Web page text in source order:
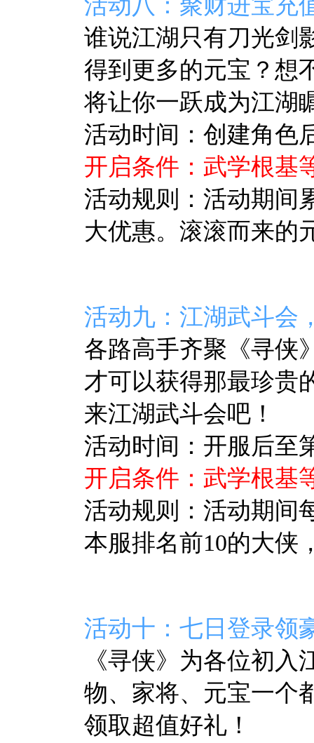
谁说江湖只有刀光剑
得到更多的元宝？想
将让你一跃成为江湖
活动时间：创建角色
开启条件：武学根基
活动规则：活动期间
大优惠。滚滚而来的
活动九：江湖武斗会
各路高手齐聚 《寻侠
才可以获得那最珍贵
来江湖武斗会吧！
活动时间：开服后至
开启条件：武学根基
活动规则：活动期间
本服排名前10的大侠
活动十：七日登录领
《寻侠》 为各位初入
物、家将、元宝一个
领取超值好礼！